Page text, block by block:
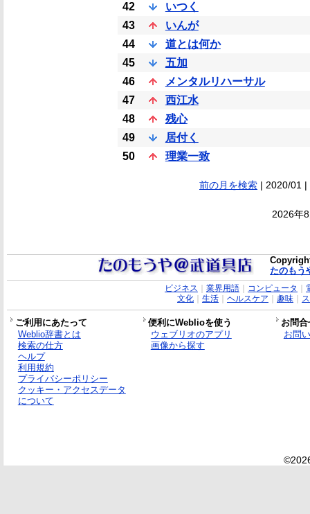
42
いつく
43
いんが
44
道とは何か
45
五加
46
メンタルリハーサル
47
西江水
48
残心
49
居付く
50
理業一致
前の月を検索| 2020/01 |
2026年
たのもう
ビジネス 業界用語｜ コンピュータ
文化｜ 生活｜ ヘルスケア 趣味｜
ご利用にあたって 便利にWeblioを使う
お問
Weblio辞書とは
検索の仕方
ヘルプ
利用規約
プライバシーポリシー
クッキー・アクセスデータ
について
ウェブリオのアプリ
画像から探す
お問